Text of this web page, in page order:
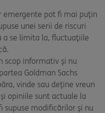
emergente pot fi mai puțin
unei serii de riscuri
a se limita la, fluctuațiile
scop informativ și nu
Goldman Sachs
vinde sau deține vreun
opiniile sunt actuale la
supuse modificărilor și nu